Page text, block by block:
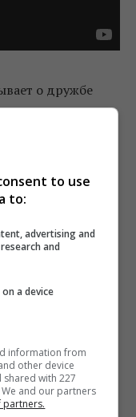
о дружбе
Лазаря и
В 2018 году
сценарий
дела с
to use
to:
advertising and
and
a device
information from
other device
shared with 227
and our partners
partners.